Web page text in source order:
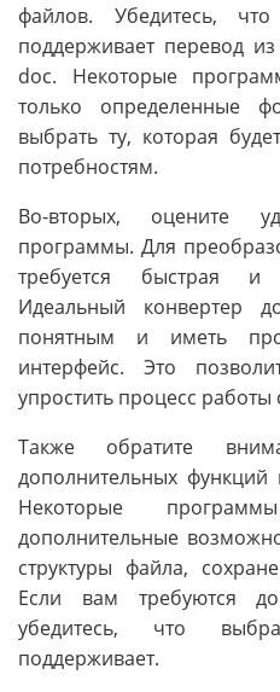
файлов. Убедитесь,
поддерживает перевод
doc. Некоторые
только определенные
выбрать ту, которая
потребностям.
Во-вторых, оцените
программы. Для
требуется быстрая и
Идеальный конвертер
понятным и иметь
интерфейс. Это
упростить процесс работы
Также обратите
дополнительных функций
Некоторые
дополнительные
структуры файла,
Если вам требуются
убедитесь, что
поддерживает.